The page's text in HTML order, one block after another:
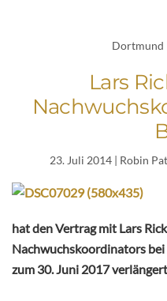
Dortmund
Lars
23. Juli 2014 | Robin
hat den Vertrag mit Lars
Nachwuchskoordinators
zum 30. Juni 2017